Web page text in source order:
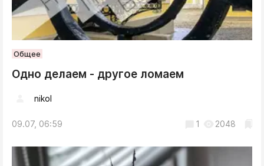
Общее
Одно делаем - другое ломаем
nikol
09.07, 06:59 1 2048